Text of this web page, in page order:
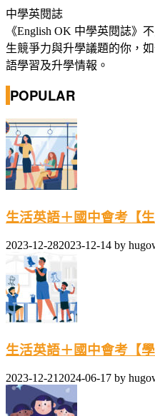
中學英閱誌
《English OK 中學英閱誌》
生競爭力與升學議題的你，
語學習及升學情報。
POPULAR
生活英語＋國中會考【
2023-12-282023-12-14 by
生活英語＋國中會考【
2023-12-21 2024-06-17 by